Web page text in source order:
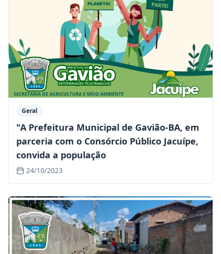
Geral
"A Prefeitura Municipal de Gavião-BA, em
parceria com o Consórcio Público Jacuípe,
convida a população
24/10/2023